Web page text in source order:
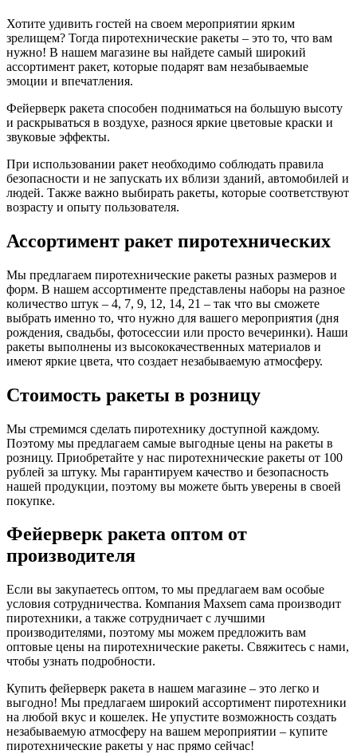
Хотите удивить гостей на своем мероприятии ярким
зрелищем? Тогда пиротехнические ракеты – это то, что вам
нужно! В нашем магазине вы найдете самый широкий
ассортимент ракет, которые подарят вам незабываемые
эмоции и впечатления.
Фейерверк ракета способен подниматься на большую высоту
и раскрываться в воздухе, разнося яркие цветовые краски и
звуковые эффекты.
При использовании ракет необходимо соблюдать правила
безопасности и не запускать их вблизи зданий, автомобилей и
людей. Также важно выбирать ракеты, которые соответствуют
возрасту и опыту пользователя.
Ассортимент ракет пиротехнических
Мы предлагаем пиротехнические ракеты разных размеров и
форм. В нашем ассортименте представлены наборы на разное
количество штук – 4, 7, 9, 12, 14, 21 – так что вы сможете
выбрать именно то, что нужно для вашего мероприятия (дня
рождения, свадьбы, фотосессии или просто вечеринки). Наши
ракеты выполнены из высококачественных материалов и
имеют яркие цвета, что создает незабываемую атмосферу.
Стоимость ракеты в розницу
Мы стремимся сделать пиротехнику доступной каждому.
Поэтому мы предлагаем самые выгодные цены на ракеты в
розницу. Приобретайте у нас пиротехнические ракеты от 100
рублей за штуку. Мы гарантируем качество и безопасность
нашей продукции, поэтому вы можете быть уверены в своей
покупке.
Фейерверк ракета оптом от
производителя
Если вы закупаетесь оптом, то мы предлагаем вам особые
условия сотрудничества. Компания Maxsem сама производит
пиротехники, а также сотрудничает с лучшими
производителями, поэтому мы можем предложить вам
оптовые цены на пиротехнические ракеты. Свяжитесь с нами,
чтобы узнать подробности.
Купить фейерверк ракета в нашем магазине – это легко и
выгодно! Мы предлагаем широкий ассортимент пиротехники
на любой вкус и кошелек. Не упустите возможность создать
незабываемую атмосферу на вашем мероприятии – купите
пиротехнические ракеты у нас прямо сейчас!